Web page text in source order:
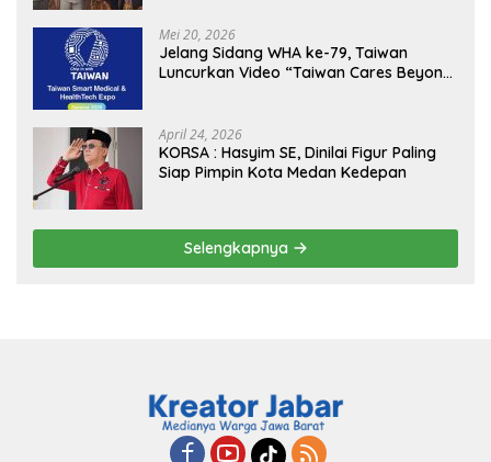
MBG, Perkuat Pengawasan Program
Pemerintah
Mei 20, 2026
Jelang Sidang WHA ke-79, Taiwan
Luncurkan Video “Taiwan Cares Beyond
April 24, 2026
KORSA : Hasyim SE, Dinilai Figur Paling
Siap Pimpin Kota Medan Kedepan
Selengkapnya